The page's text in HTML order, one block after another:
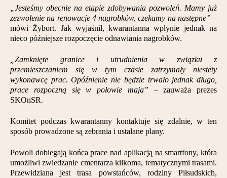
Darczyńcy
Partnerzy
„Jesteśmy obecnie na etapie zdobywania pozwoleń. Mamy już
zezwolenie na renowacje 4 nagrobków, czekamy na następne” –
mówi Żybort. Jak wyjaśnił, kwarantanna wpłynie jednak na
nieco późniejsze rozpoczęcie odnawiania nagrobków.
„Zamknięte granice i utrudnienia w związku z
przemieszczaniem się w tym czasie zatrzymały niestety
wykonawcę prac. Opóźnienie nie będzie trwało jednak długo,
prace rozpoczną się w połowie maja” – zauważa prezes
SKOnSR.
Komitet podczas kwarantanny kontaktuje się zdalnie, w ten
sposób prowadzone są zebrania i ustalane plany.
Powoli dobiegają końca prace nad aplikacją na smartfony, która
umożliwi zwiedzanie cmentarza kilkoma, tematycznymi trasami.
Przewidziana jest trasa powstańców, rodziny Piłsudskich,